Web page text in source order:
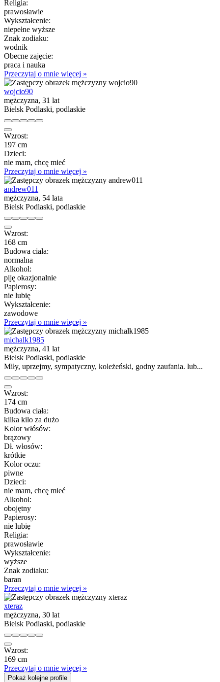
Religia:
prawosławie
Wykształcenie:
niepełne wyższe
Znak zodiaku:
wodnik
Obecne zajęcie:
praca i nauka
Przeczytaj o mnie więcej »
wojcio90
mężczyzna, 31 lat
Bielsk Podlaski, podlaskie
Wzrost:
197 cm
Dzieci:
nie mam, chcę mieć
Przeczytaj o mnie więcej »
andrew011
mężczyzna, 54 lata
Bielsk Podlaski, podlaskie
Wzrost:
168 cm
Budowa ciała:
normalna
Alkohol:
piję okazjonalnie
Papierosy:
nie lubię
Wykształcenie:
zawodowe
Przeczytaj o mnie więcej »
michalk1985
mężczyzna, 41 lat
Bielsk Podlaski, podlaskie
Miły, uprzejmy, sympatyczny, koleżeński, godny zaufania. lub...
Wzrost:
174 cm
Budowa ciała:
kilka kilo za dużo
Kolor włósów:
brązowy
Dł. włosów:
krótkie
Kolor oczu:
piwne
Dzieci:
nie mam, chcę mieć
Alkohol:
obojętny
Papierosy:
nie lubię
Religia:
prawosławie
Wykształcenie:
wyższe
Znak zodiaku:
baran
Przeczytaj o mnie więcej »
xteraz
mężczyzna, 30 lat
Bielsk Podlaski, podlaskie
Wzrost:
169 cm
Przeczytaj o mnie więcej »
Pokaż kolejne profile